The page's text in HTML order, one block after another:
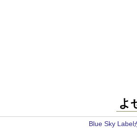
よ
Blue Sky Label